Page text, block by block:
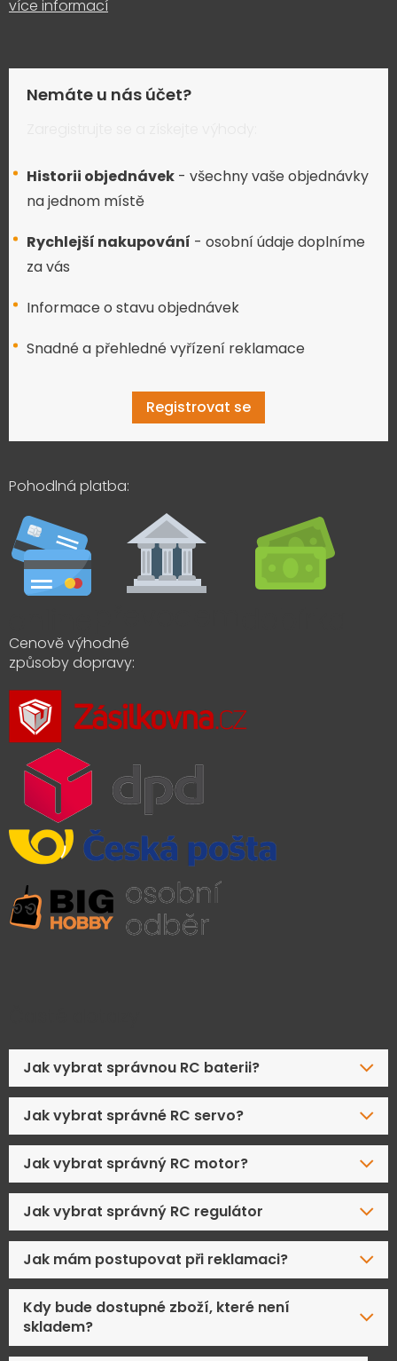
více informací
Nemáte u nás účet?
Historii objednávek - všechny vaše objednávky
na jednom místě
Rychlejší nakupování - osobní údaje doplníme
za vás
Informace o stavu objednávek
Snadné a přehledné vyřízení reklamace
Registrovat se
Pohodlná platba:
Cenově výhodné
způsoby dopravy:
Jak vybrat správnou RC baterii?
Jak vybrat správné RC servo?
Jak vybrat správný RC motor?
Jak vybrat správný RC regulátor
Jak mám postupovat při reklamaci?
Kdy bude dostupné zboží, které není
skladem?